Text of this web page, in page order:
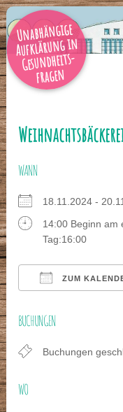
Unabhängige
Aufklärung in
Gesundheits-
fragen
WANN
18.11.2024 -
14:00 Beginn am
Tag:16:00
ZUM
BUCHUNGEN
Buchungen
WO